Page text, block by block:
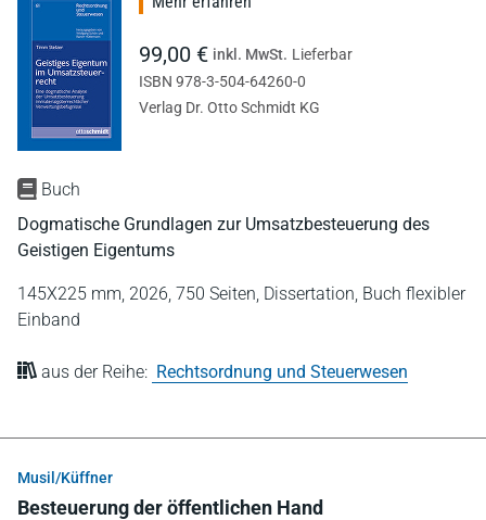
Buch
Dogmatische Grundlagen zur Umsatzbesteuerung des
Geistigen Eigentums
145X225 mm, 2026, 750 Seiten, Dissertation, Buch flexibler
Einband
aus der Reihe: Rechtsordnung und Steuerwesen
99,00 € inkl. MwSt. Lieferbar
ISBN 978-3-504-64260-0
Verlag Dr. Otto Schmidt KG
Musil/Küffner
Besteuerung der öffentlichen Hand